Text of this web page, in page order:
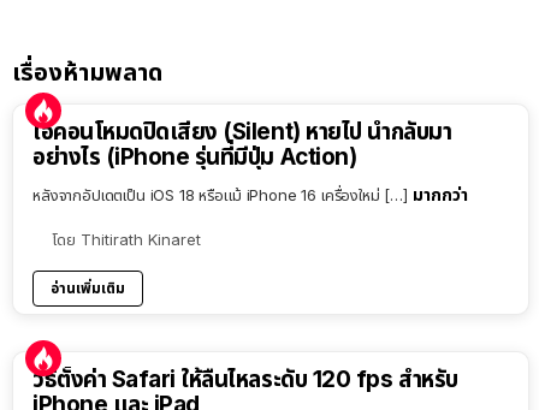
เรื่องห้ามพลาด
ไอคอนโหมดปิดเสียง (Silent) หายไป นำกลับมา
อย่างไร (iPhone รุ่นที่มีปุ่ม Action)
หลังจากอัปเดตเป็น iOS 18 หรือแม้ iPhone 16 เครื่องใหม่ […] มากกว่า
โดย Thitirath Kinaret
อ่านเพิ่มเติม
วิธีตั้งค่า Safari ให้ลื่นไหลระดับ 120 fps สำหรับ